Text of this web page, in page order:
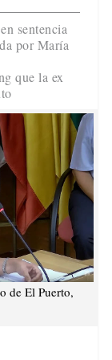
sentencia
por María
que la ex
de El Puerto,